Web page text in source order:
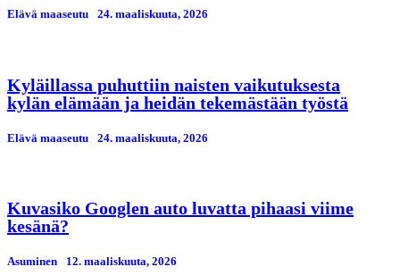
Elävä maaseutu 24. maaliskuuta, 2026
Kyläillassa puhuttiin naisten vaikutuksesta
kylän elämään ja heidän tekemästään työstä
Elävä maaseutu 24. maaliskuuta, 2026
Kuvasiko Googlen auto luvatta pihaasi viime
kesänä?
Asuminen 12. maaliskuuta, 2026